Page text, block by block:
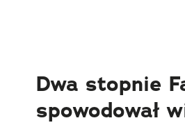
Dwa stopnie
spowodował